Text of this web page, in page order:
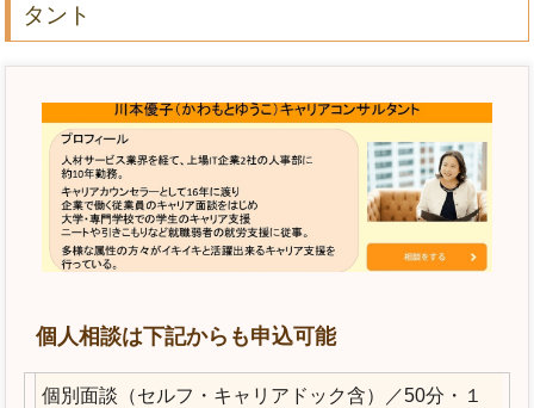
タント
個人相談は下記からも申込可能
個別面談（セルフ・キャリアドック含）／50分・１